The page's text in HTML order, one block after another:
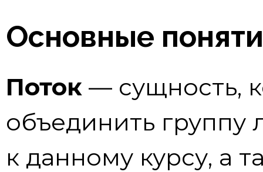
Основные
Поток — сущность,
объединить
к данному курсу, а